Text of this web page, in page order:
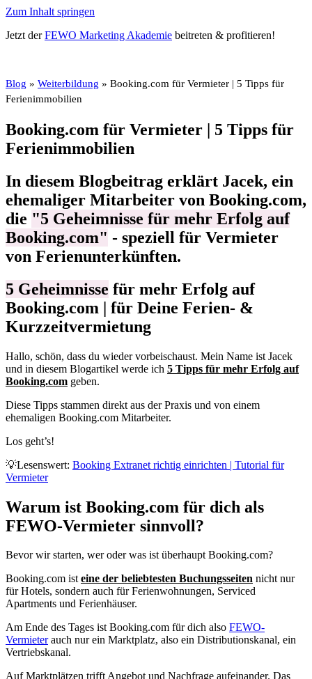
Zum Inhalt springen
Jetzt derFEWO Marketing Akademie beitreten & profitieren!
Blog » Weiterbildung » Booking.com für Vermieter | 5 Tipps für
Ferienimmobilien
Booking.com für Vermieter | 5 Tipps für
Ferienimmobilien
In diesem Blogbeitrag erklärt Jacek, ein
ehemaliger Mitarbeiter von Booking.com,
die "5 Geheimnisse für mehr Erfolg auf
Booking.com" - speziell für Vermieter
von Ferienunterkünften.
5 Geheimnisse für mehr Erfolg auf
Booking.com | für Deine Ferien- &
Kurzzeitvermietung
Hallo, schön, dass du wieder vorbeischaust. Mein Name ist Jacek
und in diesem Blogartikel werde ich 5 Tipps für mehr Erfolg auf
Booking.com geben.
Diese Tipps stammen direkt aus der Praxis und von einem
ehemaligen Booking.com Mitarbeiter.
Los geht’s!
💡Lesenswert: Booking Extranet richtig einrichten | Tutorial für
Vermieter
Warum ist Booking.com für dich als
FEWO-Vermieter sinnvoll?​
Bevor wir starten, wer oder was ist überhaupt Booking.com?
Booking.com isteine der beliebtesten Buchungsseiten nicht nur
für Hotels, sondern auch für Ferienwohnungen, Serviced
Apartments und Ferienhäuser.
Am Ende des Tages ist Booking.com für dich also FEWO-
Vermieterauch nur ein Marktplatz, also ein Distributionskanal, ein
Vertriebskanal.
Auf Marktplätzen trifft Angebot und Nachfrage aufeinander. Das